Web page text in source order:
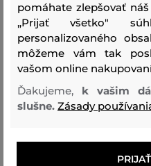
pomáhate zlepšovať
„Prijať všetko"
personalizovaného
môžeme vám tak
vašom online
Ďakujeme, k vašim
slušne. Zásady